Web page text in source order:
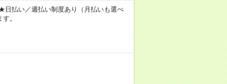
払い／週払い制度あり（月払いも選べ
。